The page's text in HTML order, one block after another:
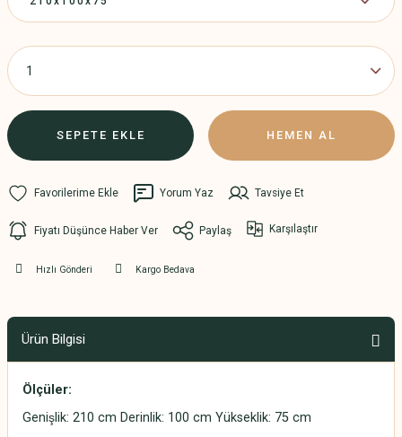
SEPETE EKLE HEMEN AL
Yorum Yaz Tavsiye Et
Fiyatı Düşünce Haber Ver Paylaş Karşılaştır
Hızlı Gönderi Kargo Bedava
Ürün Bilgisi
Ölçüler:
Genişlik: 210 cm Derinlik: 100 cm Yükseklik: 75 cm